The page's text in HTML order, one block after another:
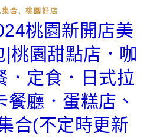
合 , 桃園好店
桃園新開店美
桃園甜點店．咖
．定食．日式拉
餐廳．蛋糕店、
合(不定時更新